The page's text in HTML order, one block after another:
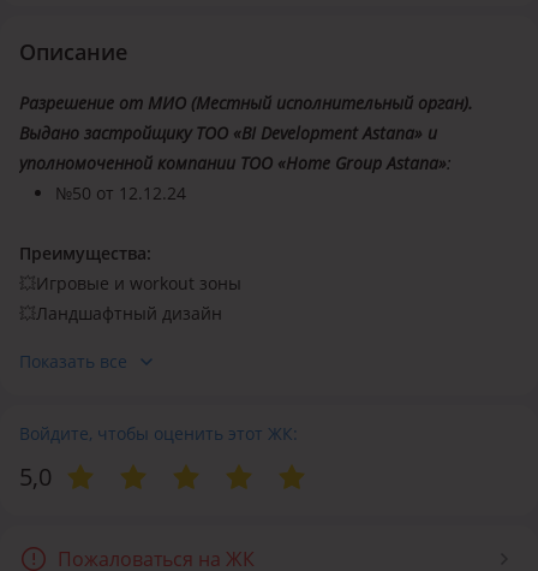
Описание
Разрешение от МИО (Местный исполнительный орган).
Выдано застройщику ТОО «BI Development Astana» и
уполномоченной компании ТОО «Home Group Astana»:
№50 от 12.12.24
Преимущества:
💥Игровые и workout зоны
💥Ландшафтный дизайн
💥Материалы из эко-линейки
💥Система контроля доступа
Локация
улице Т. Рыскулова, в самом центре района EXPO.
Показать все
Войдите, чтобы оценить этот ЖК:
5,0
Пожаловаться на ЖК